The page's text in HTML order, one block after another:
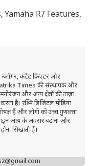
, Yamaha R7 Features,
कंटेंट क्रिएटर और
Times की संस्थापक और
और अन्य क्षेत्रों की ताज़ा
है। रश्मि डिजिटल मीडिया
हैं और लोगों को उच्च गुणवत्ता
आय के अवसर बढ़ाना और
सिखाती हैं।